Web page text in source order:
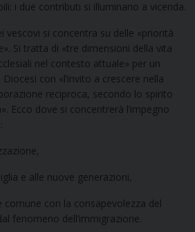
i due contributi si illuminano a vicenda.
vescovi si concentra su delle «priorità
Si tratta di «tre dimensioni della vita
nel contesto attuale» per un
con «l’invito a crescere nella
reciproca, secondo lo spirito
Ecco dove si concentrerà l’impegno
e alle nuove generazioni,
comune con la consapevolezza del
fenomeno dell’immigrazione.